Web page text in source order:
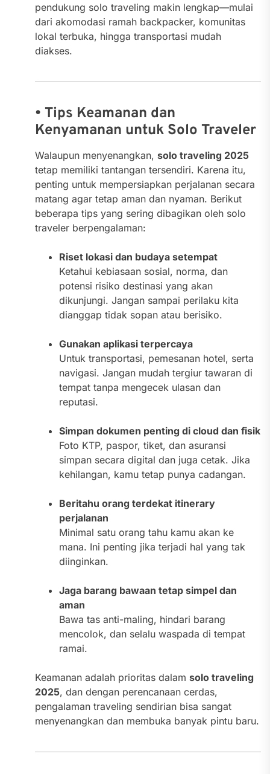
pendukung solo traveling makin lengkap—mulai
dari akomodasi ramah backpacker, komunitas
lokal terbuka, hingga transportasi mudah
diakses.
• Tips Keamanan dan
Kenyamanan untuk Solo Traveler
Walaupun menyenangkan, solo traveling 2025
tetap memiliki tantangan tersendiri. Karena itu,
penting untuk mempersiapkan perjalanan secara
matang agar tetap aman dan nyaman. Berikut
beberapa tips yang sering dibagikan oleh solo
traveler berpengalaman:
Riset lokasi dan budaya setempat
Ketahui kebiasaan sosial, norma, dan
potensi risiko destinasi yang akan
dikunjungi. Jangan sampai perilaku kita
dianggap tidak sopan atau berisiko.
Gunakan aplikasi terpercaya
Untuk transportasi, pemesanan hotel, serta
navigasi. Jangan mudah tergiur tawaran di
tempat tanpa mengecek ulasan dan
reputasi.
Simpan dokumen penting di cloud dan fisik
Foto KTP, paspor, tiket, dan asuransi
simpan secara digital dan juga cetak. Jika
kehilangan, kamu tetap punya cadangan.
Beritahu orang terdekat itinerary
perjalanan
Minimal satu orang tahu kamu akan ke
mana. Ini penting jika terjadi hal yang tak
diinginkan.
Jaga barang bawaan tetap simpel dan
aman
Bawa tas anti-maling, hindari barang
mencolok, dan selalu waspada di tempat
ramai.
Keamanan adalah prioritas dalam solo traveling
2025, dan dengan perencanaan cerdas,
pengalaman traveling sendirian bisa sangat
menyenangkan dan membuka banyak pintu baru.